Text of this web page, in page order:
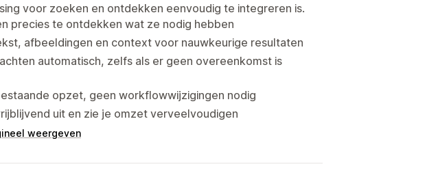
voor zoeken en ontdekken eenvoudig te integreren is.
precies te ontdekken wat ze nodig hebben
afbeeldingen en context voor nauwkeurige resultaten
automatisch, zelfs als er geen overeenkomst is
opzet, geen workflowwijzigingen nodig
uit en zie je omzet verveelvoudigen
weergeven